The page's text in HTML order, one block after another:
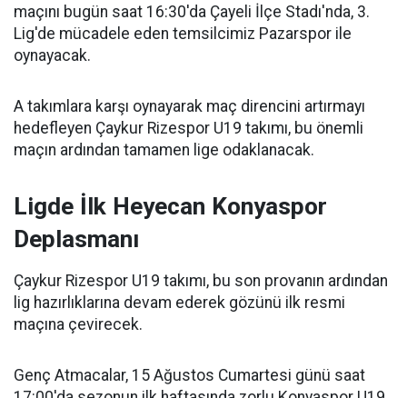
maçını bugün saat 16:30'da Çayeli İlçe Stadı'nda, 3.
Lig'de mücadele eden temsilcimiz Pazarspor ile
oynayacak.
A takımlara karşı oynayarak maç direncini artırmayı
hedefleyen Çaykur Rizespor U19 takımı, bu önemli
maçın ardından tamamen lige odaklanacak.
Ligde İlk Heyecan Konyaspor
Deplasmanı
Çaykur Rizespor U19 takımı, bu son provanın ardından
lig hazırlıklarına devam ederek gözünü ilk resmi
maçına çevirecek.
Genç Atmacalar, 15 Ağustos Cumartesi günü saat